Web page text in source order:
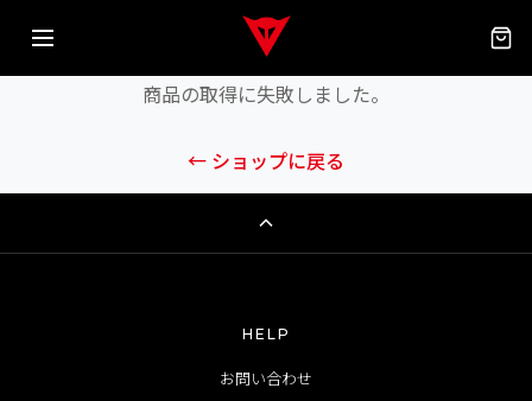
エラーが発生しました
商品の取得に失敗しました。
← ショップに戻る
HELP
お問い合わせ